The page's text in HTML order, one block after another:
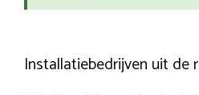
Installatiebedrijven uit de